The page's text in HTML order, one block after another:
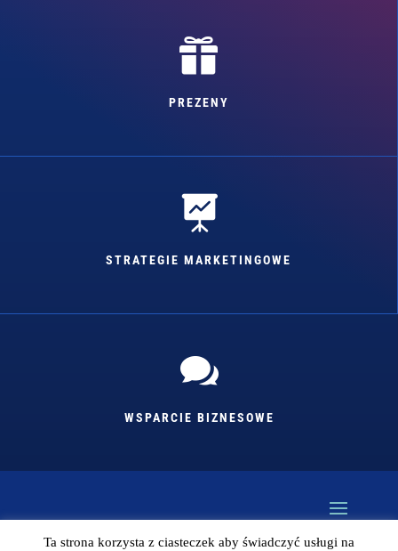

PREZENY

STRATEGIE MARKETINGOWE

WSPARCIE BIZNESOWE
Ta strona korzysta z ciasteczek aby świadczyć usługi na